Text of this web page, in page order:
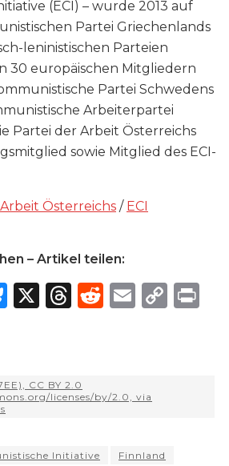
(ECI) – wurde 2013 auf
Partei Griechenlands
leninistischen Parteien
30 europäischen Mitgliedern
Partei Schwedens
Arbeiterpartei
Partei der Arbeit Österreichs
sowie Mitglied des ECI-
Österreichs / ECI
– Artikel teilen:
B
k
X
T
d
R
t
E
C
CC BY 2.0
licenses/by/2.0, via
Initiative
Finnland